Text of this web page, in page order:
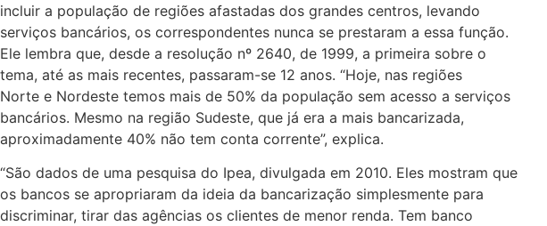
incluir a população de regiões afastadas dos grandes centros, levando
serviços bancários, os correspondentes nunca se prestaram a essa função.
Ele lembra que, desde a resolução nº 2640, de 1999, a primeira sobre o
tema, até as mais recentes, passaram-se 12 anos. “Hoje, nas regiões
Norte e Nordeste temos mais de 50% da população sem acesso a serviços
bancários. Mesmo na região Sudeste, que já era a mais bancarizada,
aproximadamente 40% não tem conta corrente”, explica.
“São dados de uma pesquisa do Ipea, divulgada em 2010. Eles mostram que
os bancos se apropriaram da ideia da bancarização simplesmente para
discriminar, tirar das agências os clientes de menor renda. Tem banco